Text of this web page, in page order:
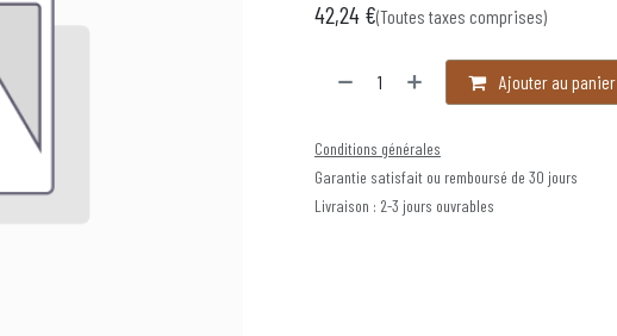
42,24 €(Toutes taxes comprises)
Ajouter au panier
Conditions générales
Garantie satisfait ou remboursé de 30 jours
Livraison : 2-3 jours ouvrables